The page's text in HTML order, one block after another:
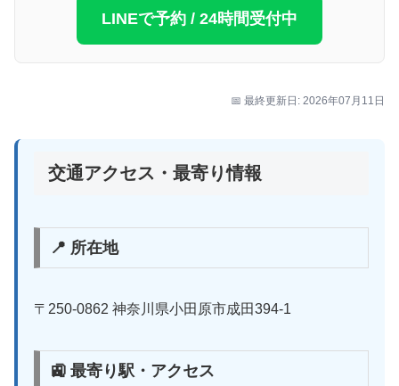
LINEで予約 / 24時間受付中
📅 最終更新日: 2026年07月11日
交通アクセス・最寄り情報
📍 所在地
〒250-0862 神奈川県小田原市成田394-1
🚉 最寄り駅・アクセス